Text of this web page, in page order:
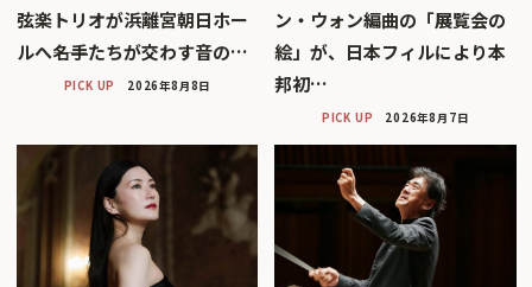
弦楽トリオが浜離宮朝日ホー
ルへ――名手たちが交わす音の…
PICK UP 2026年8月8日
ン・ウォン編曲の「展覧会の
絵」が、日本フィルにより本
邦初…
PICK UP 2026年8月7日